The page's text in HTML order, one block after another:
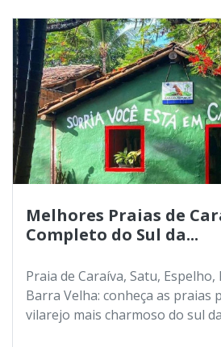
Melhores Praias de
Completo do Sul da...
Praia de Caraíva, Satu, Espelho,
Barra Velha: conheça as praias
vilarejo mais charmoso do sul